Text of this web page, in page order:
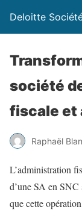
Deloitte
société
fiscale et
Raphaël
L’administration
d’une SA en
que cette